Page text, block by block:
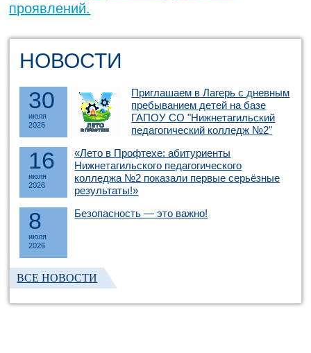
проявлений.
НОВОСТИ
30
июля
2026
Приглашаем в Лагерь с дневным
пребыванием детей на базе
ГАПОУ СО "Нижнетагильский
педагогический колледж №2"
16
июля
2026
«Лето в Профтехе: абитуриенты
Нижнетагильского педагогического
колледжа №2 показали первые серьёзные
результаты!»
8
июля
2026
Безопасность — это важно!
ВСЕ НОВОСТИ